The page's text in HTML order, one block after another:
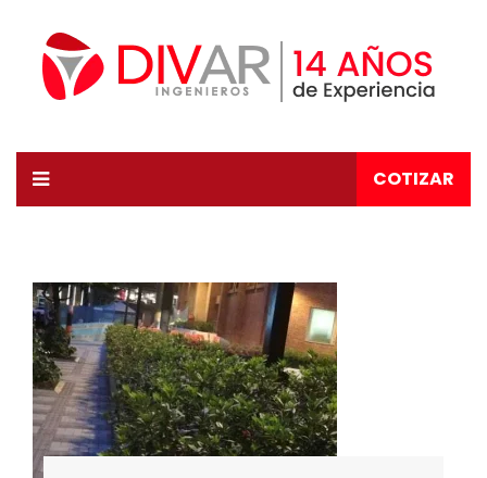
COTIZAR